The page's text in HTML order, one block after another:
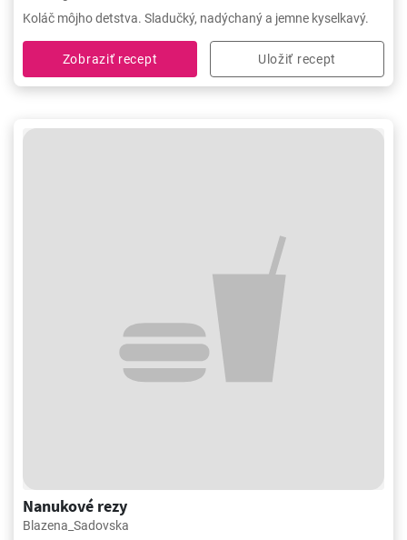
Koláč môjho detstva. Sladučký, nadýchaný a jemne kyselkavý.
Zobraziť recept Uložiť recept
Nanukové rezy
Blazena_Sadovska